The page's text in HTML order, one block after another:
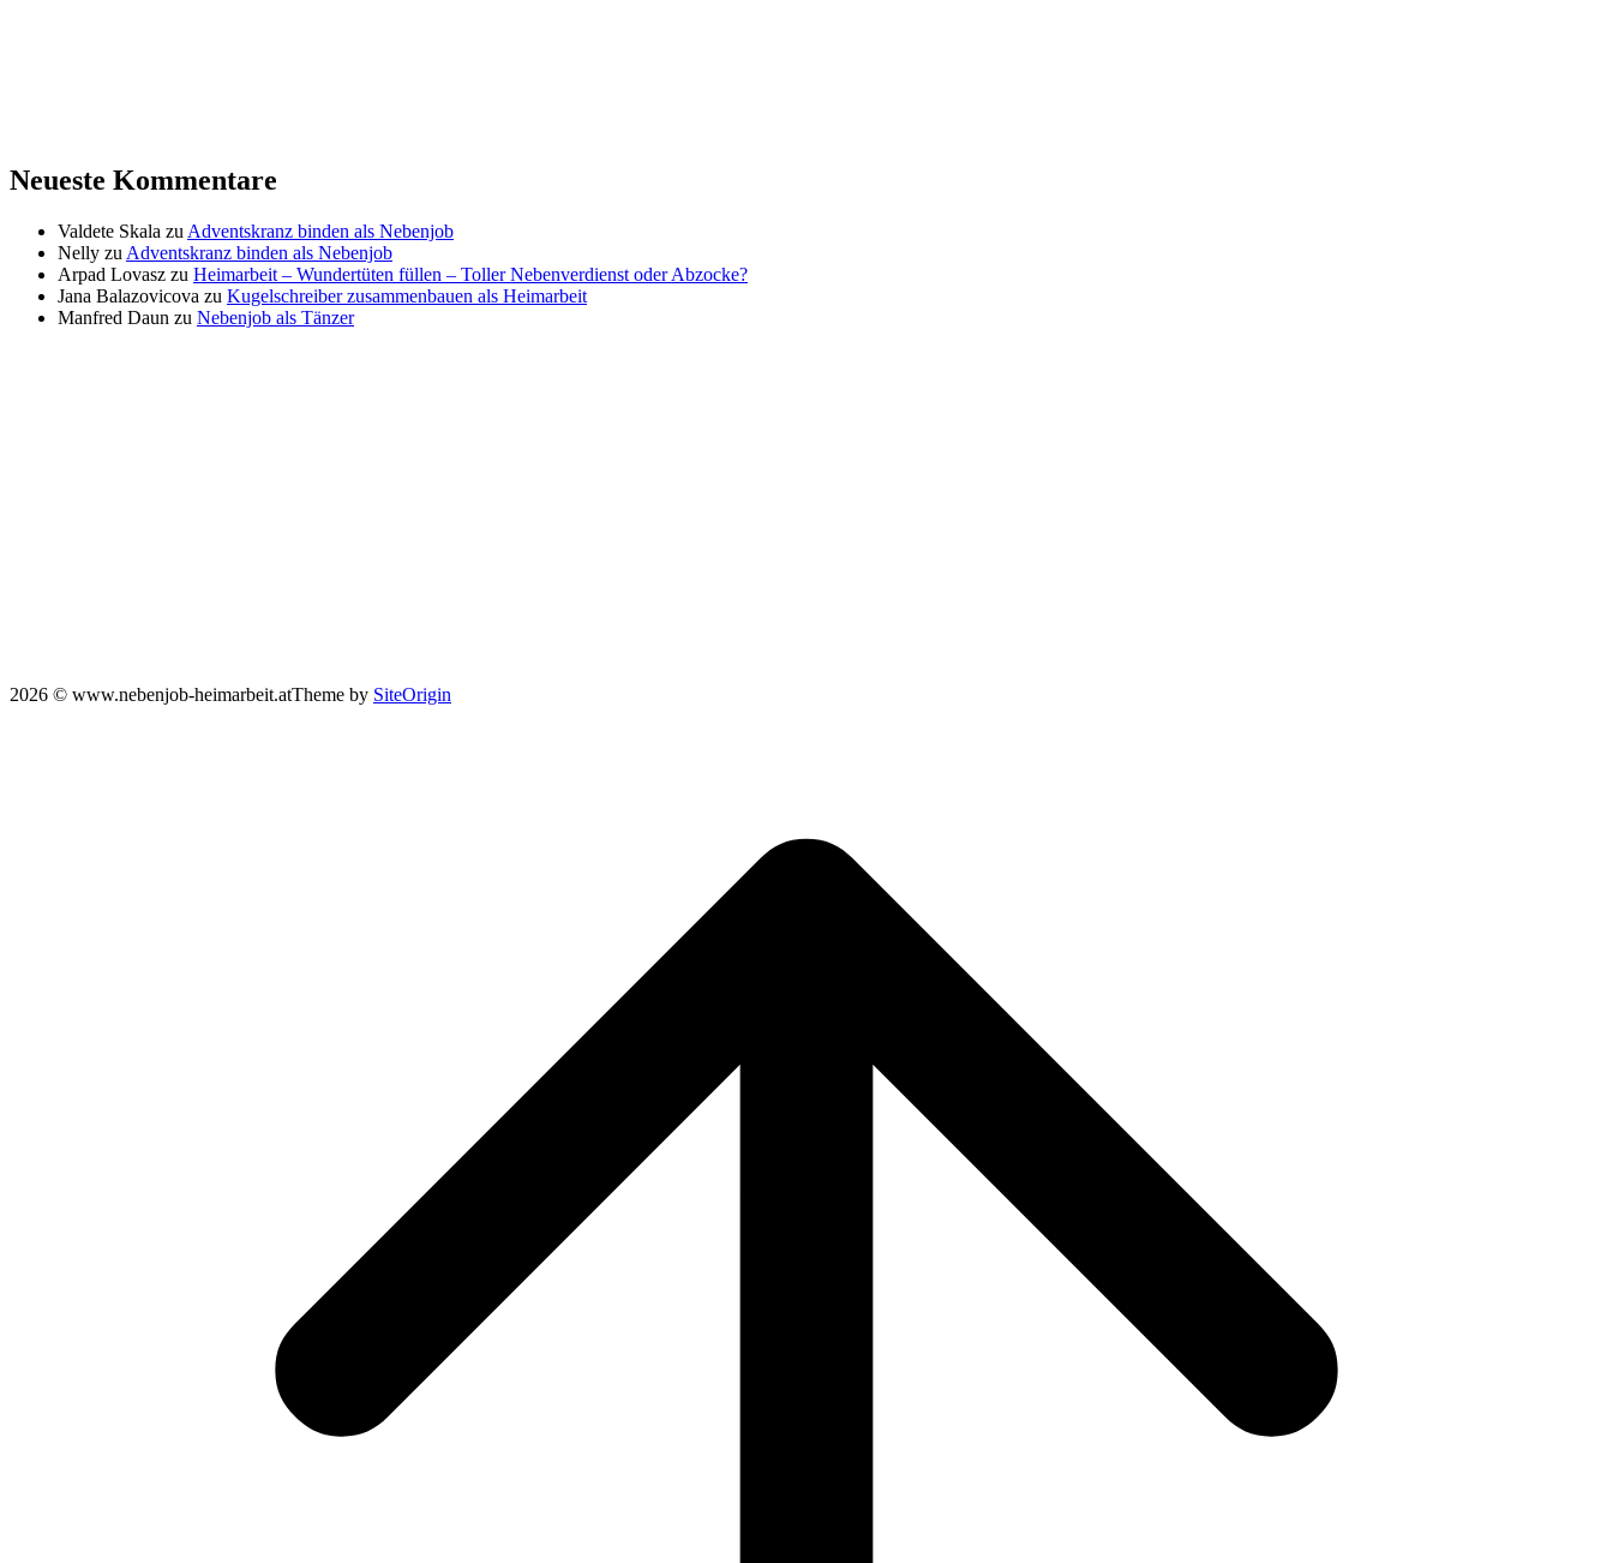
Neueste Kommentare
Valdete Skala zu Adventskranz binden als Nebenjob
Nelly zu Adventskranz binden als Nebenjob
Arpad Lovasz zu Heimarbeit – Wundertüten füllen – Toller Nebenverdienst oder Abzocke?
Jana Balazovicova zu Kugelschreiber zusammenbauen als Heimarbeit
Manfred Daun zu Nebenjob als Tänzer
2026 © www.nebenjob-heimarbeit.atTheme by SiteOrigin